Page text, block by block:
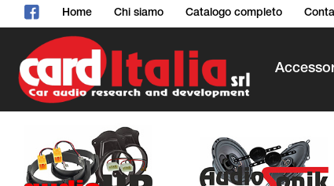
Home Chi siamo Catalogo completo